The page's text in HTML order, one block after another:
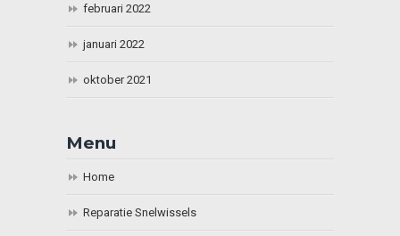
februari 2022
januari 2022
oktober 2021
Menu
Home
Reparatie Snelwissels